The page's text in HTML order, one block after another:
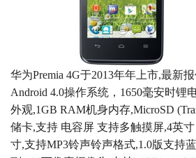
华为Premia 4G于2013年年上市,最新
Android 4.0操作系统，1650毫安时锂
外观,1GB RAM机身内存,MicroSD
储卡,支持 电容屏 支持多触摸屏,4英寸
寸,支持MP3铃声铃声格式,1.0版支持